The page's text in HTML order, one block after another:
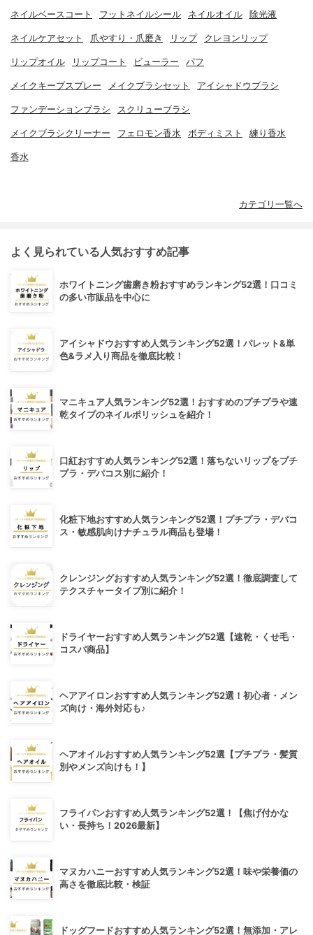
ネイルベースコート フットネイルシール ネイルオイル 除光液
ネイルケアセット 爪やすり・爪磨き リップ クレヨンリップ
リップオイル リップコート ビューラー パフ
メイクキープスプレー メイクブラシセット アイシャドウブラシ
ファンデーションブラシ スクリューブラシ
メイクブラシクリーナー フェロモン香水 ボディミスト 練り香水
香水
カテゴリ一覧へ
よく見られている人気おすすめ記事
ホワイトニング歯磨き粉おすすめランキング52選！口コミ
の多い市販品を中心に
アイシャドウおすすめ人気ランキング52選！パレット&単
色&ラメ入り商品を徹底比較！
マニキュア人気ランキング52選！おすすめのプチプラや速
乾タイプのネイルポリッシュを紹介！
口紅おすすめ人気ランキング52選！落ちないリップをプチ
プラ・デパコス別に紹介！
化粧下地おすすめ人気ランキング52選！プチプラ・デパコ
ス・敏感肌向けナチュラル商品も登場！
クレンジングおすすめ人気ランキング52選！徹底調査して
テクスチャータイプ別に紹介！
ドライヤーおすすめ人気ランキング52選【速乾・くせ毛・
コスパ商品】
ヘアアイロンおすすめ人気ランキング52選！初心者・メン
ズ向け・海外対応も♪
ヘアオイルおすすめ人気ランキング52選【プチプラ・髪質
別やメンズ向けも！】
フライパンおすすめ人気ランキング52選！【焦げ付かな
い・長持ち！2026最新】
マヌカハニーおすすめ人気ランキング52選！味や栄養価の
高さを徹底比較・検証
ドッグフードおすすめ人気ランキング52選！無添加・アレ